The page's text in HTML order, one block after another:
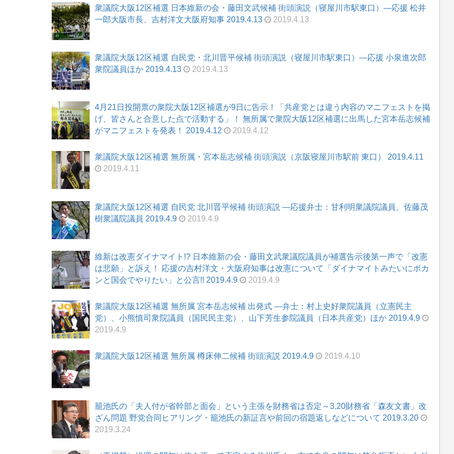
衆議院大阪12区補選 日本維新の会・藤田文武候補 街頭演説（寝屋川市駅東口）―応援 松井
一郎大阪市長、吉村洋文大阪府知事 2019.4.13
2019.4.13
衆議院大阪12区補選 自民党・北川晋平候補 街頭演説（寝屋川市駅東口）―応援 小泉進次郎
衆院議員ほか 2019.4.13
2019.4.13
4月21日投開票の衆院大阪12区補選が9日に告示！「共産党とは違う内容のマニフェストを掲
げ、皆さんと合意した点で活動する」！ 無所属で衆院大阪12区補選に出馬した宮本岳志候補
がマニフェストを発表！ 2019.4.12
2019.4.12
衆議院大阪12区補選 無所属・宮本岳志候補 街頭演説（京阪寝屋川市駅前 東口） 2019.4.11
2019.4.11
衆議院大阪12区補選 自民党 北川晋平候補 街頭演説 ―応援弁士：甘利明衆議院議員、佐藤茂
樹衆議院議員 2019.4.9
2019.4.9
維新は改憲ダイナマイト!? 日本維新の会・藤田文武衆議院議員が補選告示後第一声で「改憲
は悲願」と訴え！ 応援の吉村洋文・大阪府知事は改憲について「ダイナマイトみたいにボカ
ンと国会でやりたい」と公言!! 2019.4.9
2019.4.9
衆議院大阪12区補選 無所属 宮本岳志候補 出発式 ―弁士：村上史好衆院議員（立憲民主
党）、小熊慎司衆院議員（国民民主党）、山下芳生参院議員（日本共産党）ほか 2019.4.9
2019.4.9
衆議院大阪12区補選 無所属 樽床伸二候補 街頭演説 2019.4.9 2019.4.10
籠池氏の「夫人付が省幹部と面会」という主張を財務省は否定～3.20財務省「森友文書」改
ざん問題 野党合同ヒアリング・籠池氏の新証言や前回の宿題返しなどについて 2019.3.20
2019.3.24